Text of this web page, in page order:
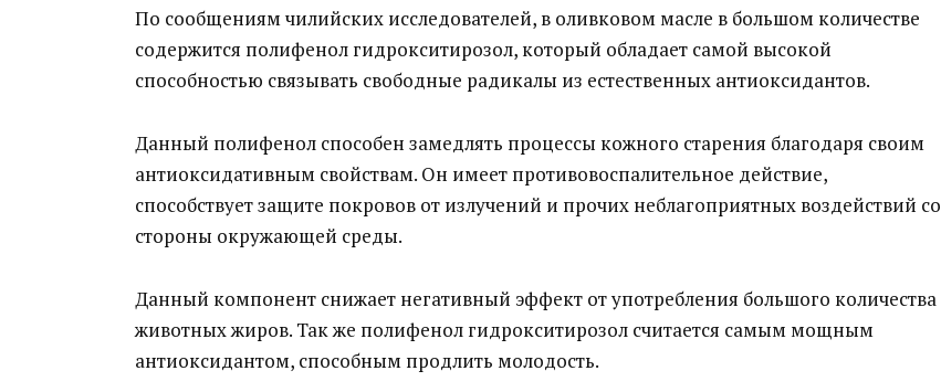
По сообщениям чилийских исследователей, в оливковом масле в большом количестве
содержится полифенол гидрокситирозол, который обладает самой высокой
способностью связывать свободные радикалы из естественных антиоксидантов.
Данный полифенол способен замедлять процессы кожного старения благодаря своим
антиоксидативным свойствам. Он имеет противовоспалительное действие,
способствует защите покровов от излучений и прочих неблагоприятных воздействий со
стороны окружающей среды.
Данный компонент снижает негативный эффект от употребления большого количества
животных жиров. Так же полифенол гидрокситирозол считается самым мощным
антиоксидантом, способным продлить молодость.